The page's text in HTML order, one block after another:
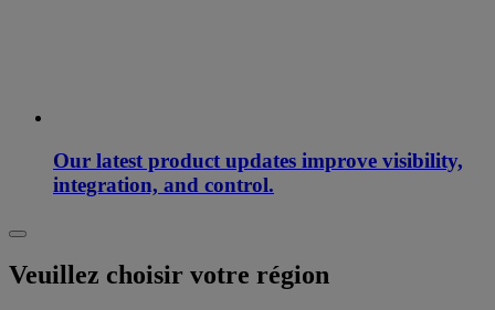
Our latest product updates improve visibility,
integration, and control.
Veuillez choisir votre région